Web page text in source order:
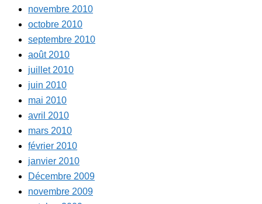
novembre 2010
octobre 2010
septembre 2010
août 2010
juillet 2010
juin 2010
mai 2010
avril 2010
mars 2010
février 2010
janvier 2010
Décembre 2009
novembre 2009